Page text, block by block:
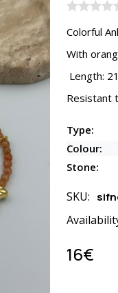
Colorful
With
Length:
Resistant
Type:
Colour:
Stone:
SKU:
16€